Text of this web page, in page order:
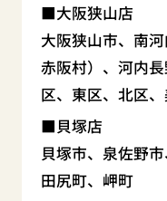
大阪狭山店
大阪狭山市、南
赤阪村）、河内
区、東区、北区、
貝塚店
貝塚市、泉佐野
田尻町、岬町